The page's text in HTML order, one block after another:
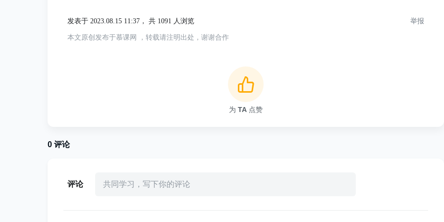
是错误的内存溢出），指的是程序在运行过程中无法释放不再使用的内存，导致内存占用不断增加，最
终耗尽系统资源，这种情况就被称为内存泄漏。
对象的引用未被正确释放：如果在使用完一个对象后，忘记将其引用置为 null 或者从数据结构中移
除，那么该对象将无法被垃圾回收，导致内存泄漏。比如 ThreadLocal。
的引用，即使短生命周期对象不再使用，由于长生命周期对象的引用仍然存在，短生命周期对象也无法
过度使用第三方库：某些第三方库可能存在内存泄漏或者资源未正确释放的问题，如果使用不当或者没
发表于 2023.08.15 11:37， 共 1091 人浏览
本文原创发布于慕课网 ，转载请注明出处，谢谢合作
举报
为 TA 点赞
0 评论
评论 共同学习，写下你的评论